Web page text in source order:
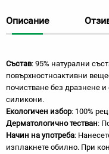
Описание
Състав: 95% натурални
повърхностноактивни
почистване без дразнене и
силикони.
Екологичен избор: 100%
Дерматологично тестван:
Начин на употреба:
изплакнете обилно. При